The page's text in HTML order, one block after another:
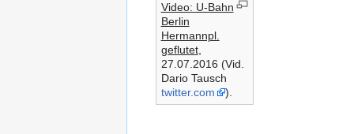
Video: U-Bahn
Berlin
Hermannpl.
geflutet,
27.07.2016 (Vid.
Dario Tausch
twitter.com
).